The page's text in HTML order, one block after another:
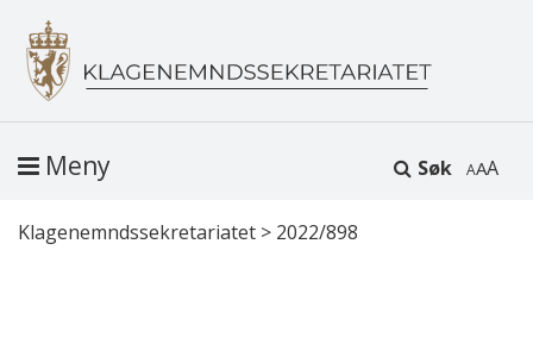
Søk A
Meny
Klagenemndssekretariatet > 2022/898